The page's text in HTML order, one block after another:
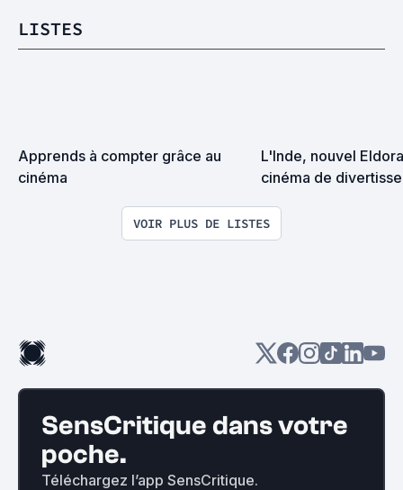
LISTES
Apprends à compter grâce au
cinéma
L'Inde, nouvel
cinéma de
VOIR PLUS DE LISTES
SensCritique dans votre
poche.
Téléchargez l’app SensCritique.